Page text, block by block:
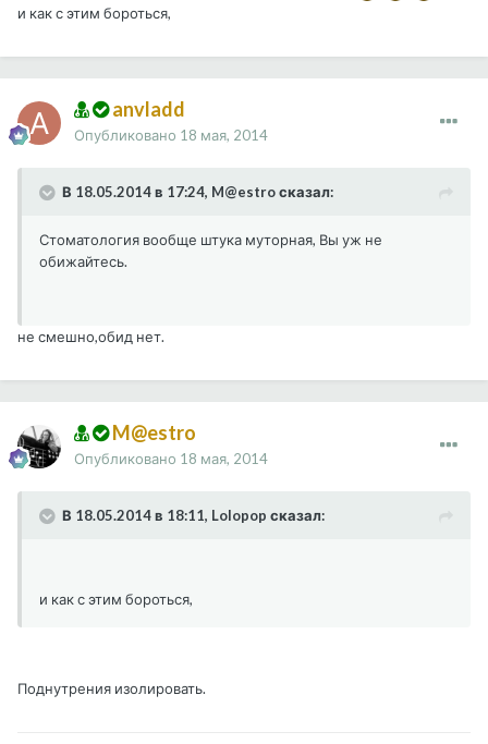
и как с этим бороться,
anvladd
Опубликовано 18 мая, 2014
В 18.05.2014 в 17:24, M@estro сказал:
Стоматология вообще штука муторная, Вы уж не
обижайтесь.
не смешно,обид нет.
M@estro
Опубликовано 18 мая, 2014
В 18.05.2014 в 18:11, Lolopop сказал:
и как с этим бороться,
Поднутрения изолировать.